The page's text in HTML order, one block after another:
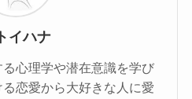
イハナ
心理学や潜在意識を学び
恋愛から大好きな人に愛